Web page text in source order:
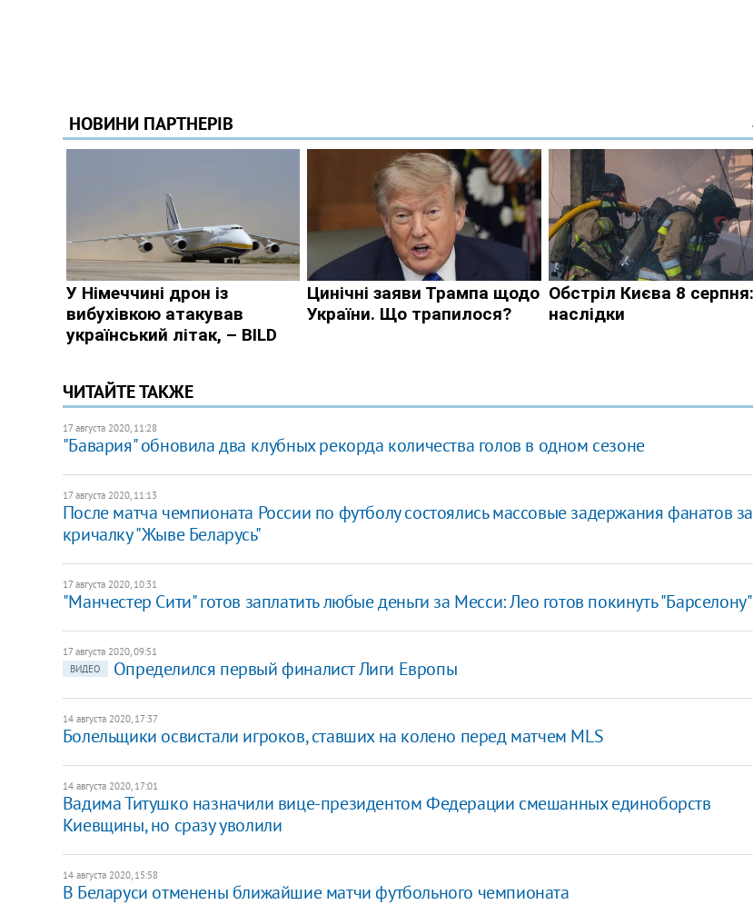
ЧИТАЙТЕ ТАКЖЕ
17 августа 2020, 11:28
"Бавария" обновила два клубных рекорда количества голов в одном сезоне
17 августа 2020, 11:13
После матча чемпионата России по футболу состоялись массовые задержания фанатов за
кричалку "Жыве Беларусь"
17 августа 2020, 10:31
"Манчестер Сити" готов заплатить любые деньги за Месси: Лео готов покинуть "Барселону"
17 августа 2020, 09:51
ВИДЕО
Определился первый финалист Лиги Европы
14 августа 2020, 17:37
Болельщики освистали игроков, ставших на колено перед матчем MLS
14 августа 2020, 17:01
Вадима Титушко назначили вице-президентом Федерации смешанных единоборств
Киевщины, но сразу уволили
14 августа 2020, 15:58
В Беларуси отменены ближайшие матчи футбольного чемпионата